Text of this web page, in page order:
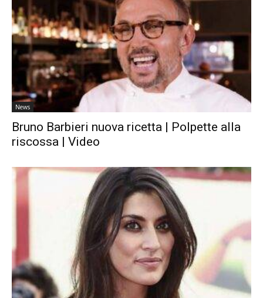
News
Bruno Barbieri nuova ricetta | Polpette alla
riscossa | Video